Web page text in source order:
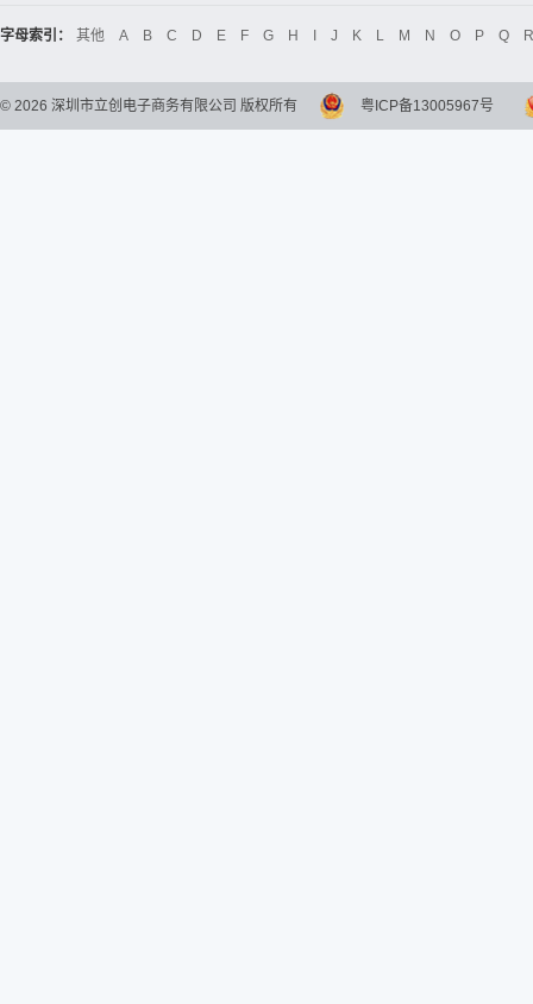
字母索引： 其他 A B C D E F G H I J K L M N O P Q R
© 2026 深圳市立创电子商务有限公司 版权所有 粤ICP备13005967号